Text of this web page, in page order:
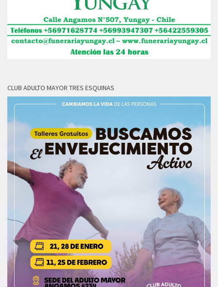
CLUB ADULTO MAYOR TRES ESQUINAS